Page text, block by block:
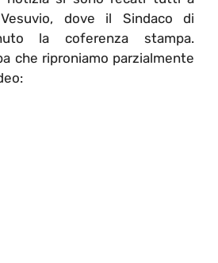
Vesuvio, dove il Sindaco di
la coferenza stampa.
che riproniamo parzialmente